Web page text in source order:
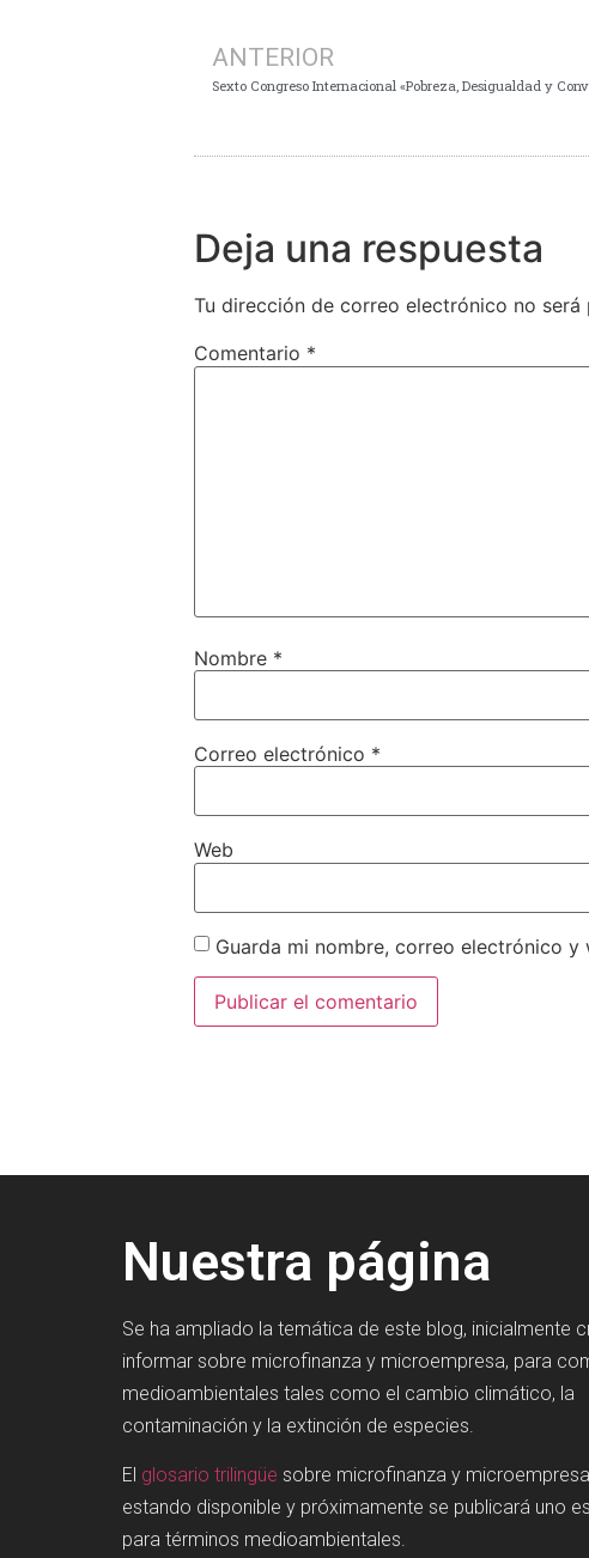
ANTERIOR
Deja una respuesta
Tu dirección de correo electrónico no será
Comentario *
Nombre *
Correo electrónico *
Web
Guarda mi nombre, correo electrónico
Nuestra página
Se ha ampliado la temática de este blog, inicialmente
informar sobre microfinanza y microempresa, para
medioambientales tales como el cambio climático, la
contaminación y la extinción de especies.
El glosario trilingüe sobre microfinanza y
estando disponible y próximamente se publicará uno
para términos medioambientales.